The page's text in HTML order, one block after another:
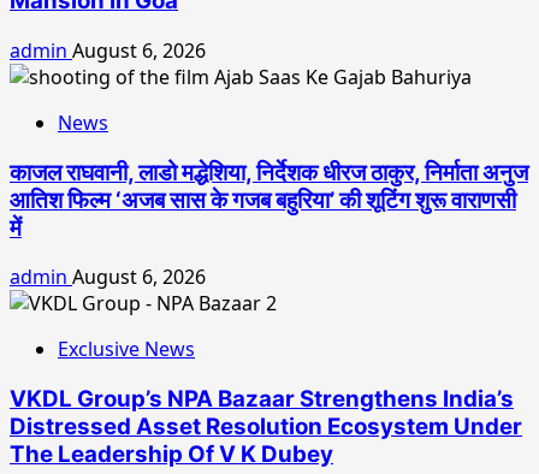
admin August 6, 2026
News
काजल राघवानी, लाडो मद्धेशिया, निर्देशक धीरज ठाकुर, निर्माता अनुज
आतिश फिल्म ‘अजब सास के गजब बहुरिया’ की शूटिंग शुरू वाराणसी
में
admin August 6, 2026
Exclusive News
VKDL Group’s NPA Bazaar Strengthens India’s
Distressed Asset Resolution Ecosystem Under
The Leadership Of V K Dubey